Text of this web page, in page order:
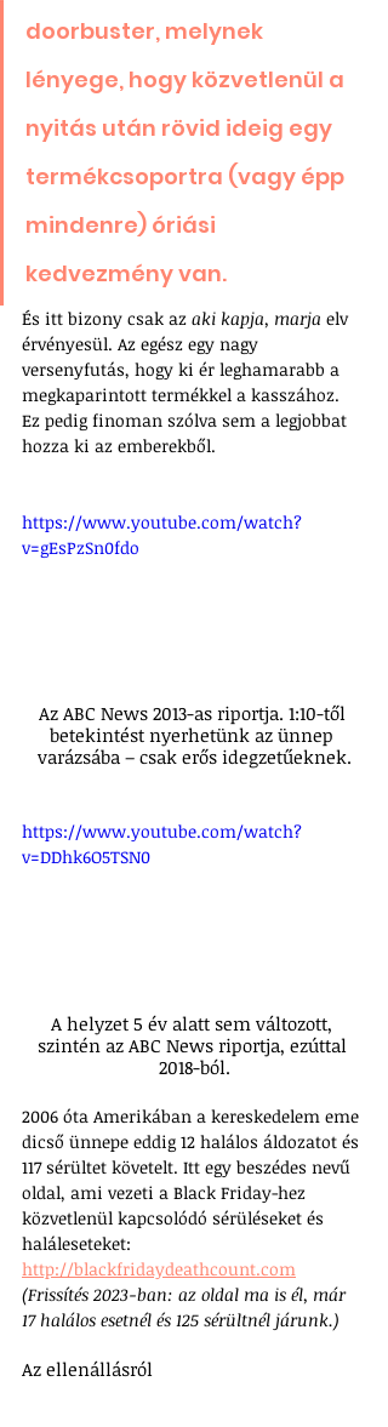
doorbuster, melynek
lényege, hogy közvetlenül a
nyitás után rövid ideig egy
termékcsoportra (vagy épp
mindenre) óriási
kedvezmény van.
És itt bizony csak az aki kapja, marja elv
érvényesül. Az egész egy nagy
versenyfutás, hogy ki ér leghamarabb a
megkaparintott termékkel a kasszához.
Ez pedig finoman szólva sem a legjobbat
hozza ki az emberekből.
https://www.youtube.com/watch?
v=gEsPzSn0fdo
Az ABC News 2013-as riportja. 1:10-től
betekintést nyerhetünk az ünnep
varázsába – csak erős idegzetűeknek.
https://www.youtube.com/watch?
v=DDhk6O5TSN0
A helyzet 5 év alatt sem változott,
szintén az ABC News riportja, ezúttal
2018-ból.
2006 óta Amerikában a kereskedelem eme
dicső ünnepe eddig 12 halálos áldozatot és
117 sérültet követelt. Itt egy beszédes nevű
oldal, ami vezeti a Black Friday-hez
közvetlenül kapcsolódó sérüléseket és
haláleseteket:
http://blackfridaydeathcount.com
(Frissítés 2023-ban: az oldal ma is él, már
17 halálos esetnél és 125 sérültnél járunk.)
Az ellenállásról